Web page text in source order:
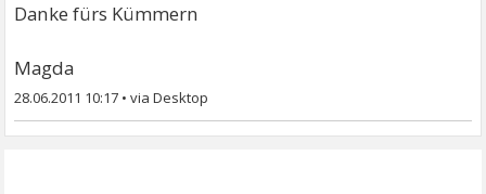
Danke fürs Kümmern
Magda
28.06.2011 10:17 •